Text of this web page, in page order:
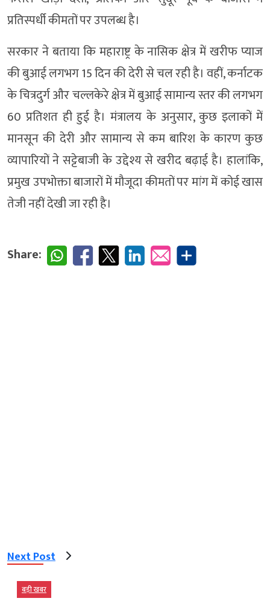
प्रतिस्पर्धी कीमतों पर उपलब्ध है।
सरकार ने बताया कि महाराष्ट्र के नासिक क्षेत्र में खरीफ प्याज
की बुआई लगभग 15 दिन की देरी से चल रही है। वहीं, कर्नाटक
के चित्रदुर्ग और चल्लकेरे क्षेत्र में बुआई सामान्य स्तर की लगभग
60 प्रतिशत ही हुई है। मंत्रालय के अनुसार, कुछ इलाकों में
मानसून की देरी और सामान्य से कम बारिश के कारण कुछ
व्यापारियों ने सट्टेबाजी के उद्देश्य से खरीद बढ़ाई है। हालांकि,
प्रमुख उपभोक्ता बाजारों में मौजूदा कीमतों पर मांग में कोई खास
तेजी नहीं देखी जा रही है।
Share:
Next Post
बड़ी खबर